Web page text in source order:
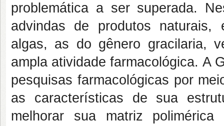
problemática a ser superada.
advindas de produtos naturais,
algas, as do gênero gracilaria,
ampla atividade farmacológica. A
pesquisas farmacológicas por
as características de sua
melhorar sua matriz